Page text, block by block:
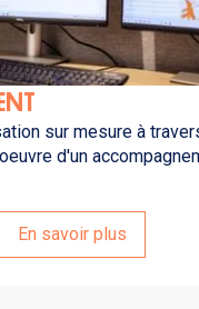
sur mesure à
d'un
En savoir plus